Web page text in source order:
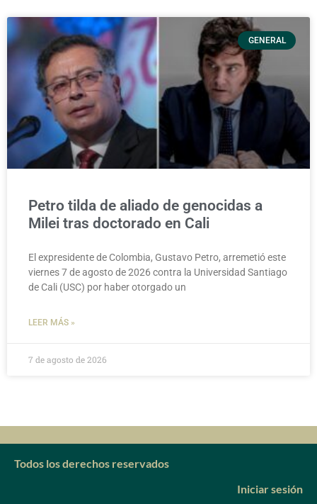
GENERAL
Petro tilda de aliado de genocidas a
Milei tras doctorado en Cali
El expresidente de Colombia, Gustavo Petro, arremetió este
viernes 7 de agosto de 2026 contra la Universidad Santiago
de Cali (USC) por haber otorgado un
LEER MÁS »
7 de agosto de 2026
Todos los derechos reservados
Iniciar sesión